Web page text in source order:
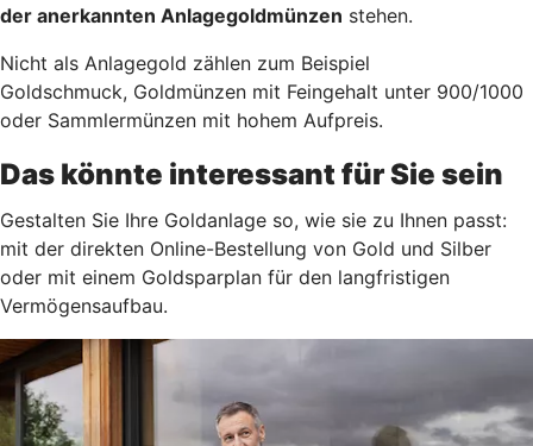
der anerkannten Anlagegoldmünzen stehen.
Nicht als Anlagegold zählen zum Beispiel
Goldschmuck, Goldmünzen mit Feingehalt unter 900/1000
oder Sammlermünzen mit hohem Aufpreis.
Das könnte interessant für Sie sein
Gestalten Sie Ihre Goldanlage so, wie sie zu Ihnen passt:
mit der direkten Online-Bestellung von Gold und Silber
oder mit einem Goldsparplan für den langfristigen
Vermögensaufbau.